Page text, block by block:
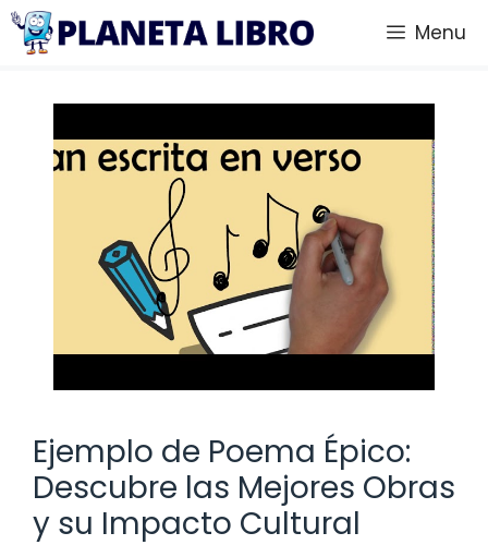
Saltar
Menu
Ejemplo de Poema Épico:
Descubre las Mejores Obras
y su Impacto Cultural